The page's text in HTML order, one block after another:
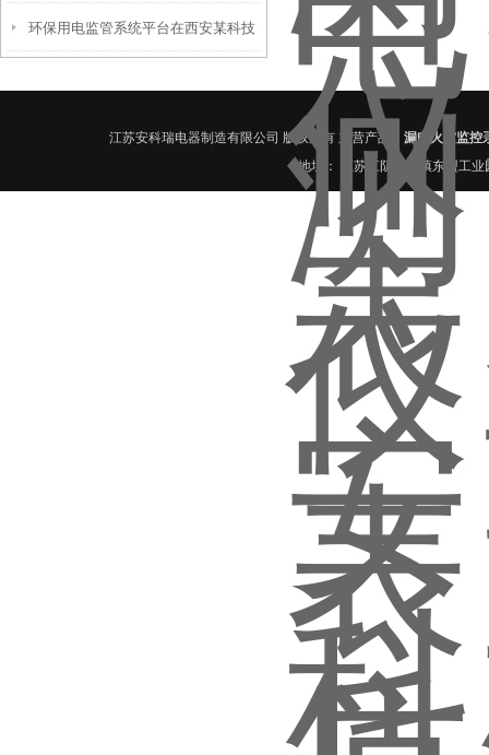
环保用电监管系统平台在西安某科技
江苏安科瑞电器制造有限公司 版权所有 主营产品： 漏电火灾监控
地址： 江苏江阴南闸镇东盟工业